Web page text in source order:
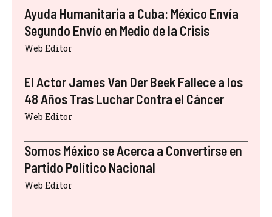
Ayuda Humanitaria a Cuba: México Envía
Segundo Envío en Medio de la Crisis
Web Editor
El Actor James Van Der Beek Fallece a los
48 Años Tras Luchar Contra el Cáncer
Web Editor
Somos México se Acerca a Convertirse en
Partido Político Nacional
Web Editor